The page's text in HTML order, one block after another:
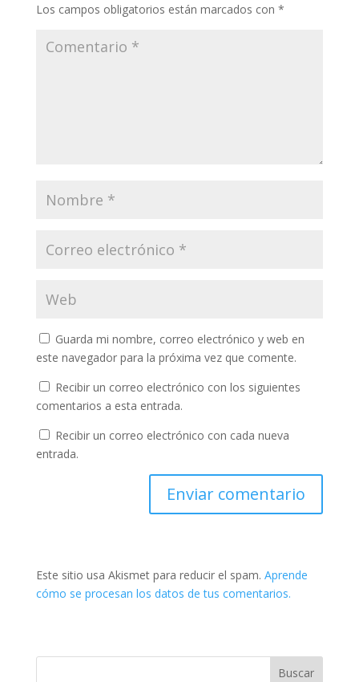
Los campos obligatorios están marcados con *
Guarda mi nombre, correo electrónico y web en
este navegador para la próxima vez que comente.
Recibir un correo electrónico con los siguientes
comentarios a esta entrada.
Recibir un correo electrónico con cada nueva
entrada.
Este sitio usa Akismet para reducir el spam. Aprende
cómo se procesan los datos de tus comentarios.